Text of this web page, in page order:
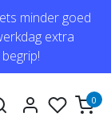
minder goed
extra
0